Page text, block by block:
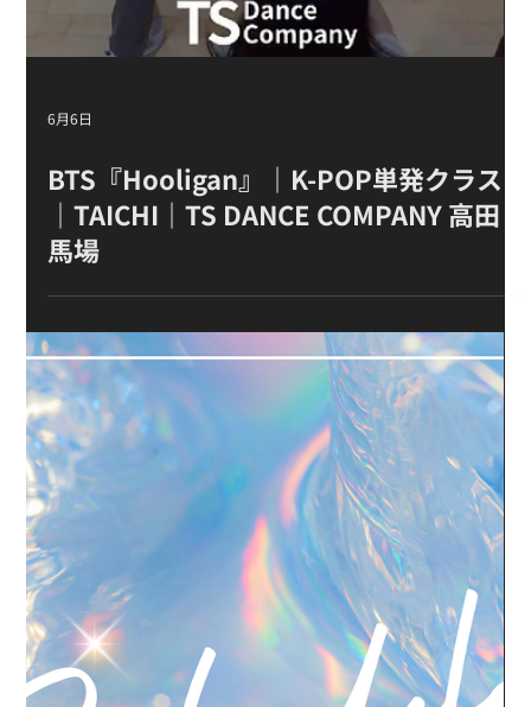
6月6日
BTS『Hooligan』｜K-POP単発クラス
｜TAICHI｜TS DANCE COMPANY 高田
馬場